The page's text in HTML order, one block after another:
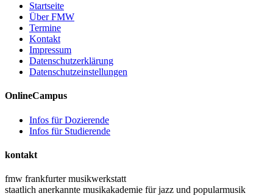
Startseite
Über FMW
Termine
Kontakt
Impressum
Datenschutzerklärung
Datenschutzeinstellungen
OnlineCampus
Infos für Dozierende
Infos für Studierende
kontakt
fmw frankfurter musikwerkstatt
staatlich anerkannte musikakademie für jazz und popularmusik